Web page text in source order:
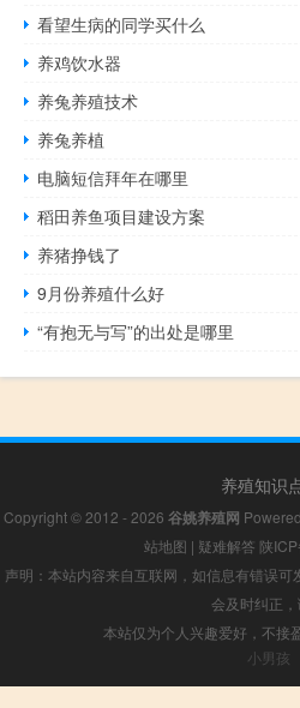
看望生病的同学买什么
养鸡饮水器
养兔养殖技术
养兔养植
电脑短信拜年在哪里
稻田养鱼项目建设方案
养猪挣钱了
9月份养殖什么好
“有抱无与写”的出处是哪里
养殖知识
Copyright © 2012 - 2026 谷姚养殖网
站地图 | 疑难解答 陕
声明：本站内容来自互联网，如信息有错误
会及时纠正
本站仅为个人兴趣爱好，不接
小男孩